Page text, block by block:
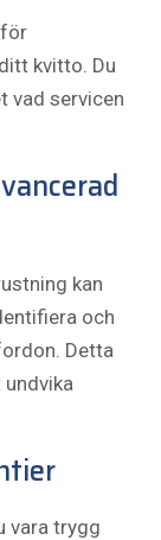
kvitto. Du
vad servicen
kan
och
Detta
vara trygg